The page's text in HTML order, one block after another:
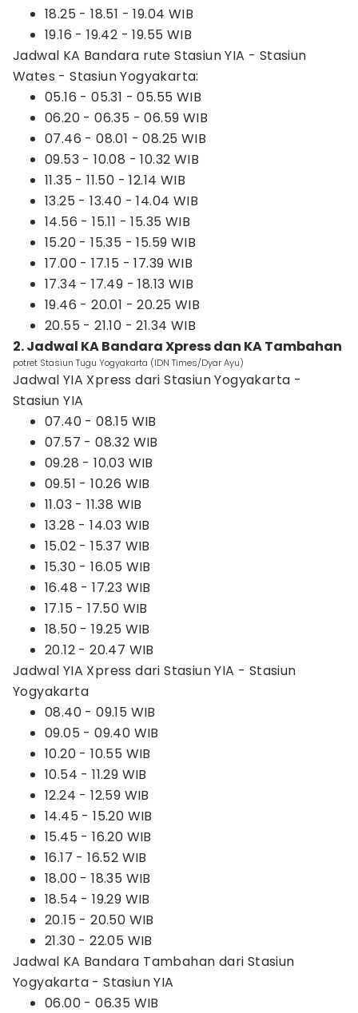
18.25 - 18.51 - 19.04 WIB
19.16 - 19.42 - 19.55 WIB
Jadwal KA Bandara rute Stasiun YIA - Stasiun
Wates - Stasiun Yogyakarta:
05.16 - 05.31 - 05.55 WIB
06.20 - 06.35 - 06.59 WIB
07.46 - 08.01 - 08.25 WIB
09.53 - 10.08 - 10.32 WIB
11.35 - 11.50 - 12.14 WIB
13.25 - 13.40 - 14.04 WIB
14.56 - 15.11 - 15.35 WIB
15.20 - 15.35 - 15.59 WIB
17.00 - 17.15 - 17.39 WIB
17.34 - 17.49 - 18.13 WIB
19.46 - 20.01 - 20.25 WIB
20.55 - 21.10 - 21.34 WIB
2. Jadwal KA Bandara Xpress dan KA Tambahan
potret Stasiun Tugu Yogyakarta (IDN Times/Dyar Ayu)
Jadwal YIA Xpress dari Stasiun Yogyakarta -
Stasiun YIA
07.40 - 08.15 WIB
07.57 - 08.32 WIB
09.28 - 10.03 WIB
09.51 - 10.26 WIB
11.03 - 11.38 WIB
13.28 - 14.03 WIB
15.02 - 15.37 WIB
15.30 - 16.05 WIB
16.48 - 17.23 WIB
17.15 - 17.50 WIB
18.50 - 19.25 WIB
20.12 - 20.47 WIB
Jadwal YIA Xpress dari Stasiun YIA - Stasiun
Yogyakarta
08.40 - 09.15 WIB
09.05 - 09.40 WIB
10.20 - 10.55 WIB
10.54 - 11.29 WIB
12.24 - 12.59 WIB
14.45 - 15.20 WIB
15.45 - 16.20 WIB
16.17 - 16.52 WIB
18.00 - 18.35 WIB
18.54 - 19.29 WIB
20.15 - 20.50 WIB
21.30 - 22.05 WIB
Jadwal KA Bandara Tambahan dari Stasiun
Yogyakarta - Stasiun YIA
06.00 - 06.35 WIB